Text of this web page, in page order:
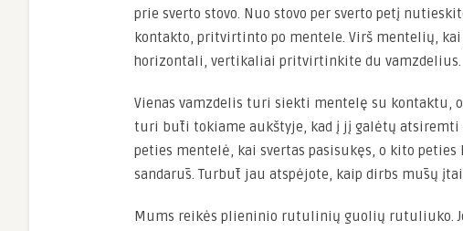
prie sverto stovo. Nuo stovo per sverto petį
kontakto, pritvirtinto po mentele. Virš mentelių, kai
horizontali, vertikaliai pritvirtinkite du vamzdelius.
Vienas vamzdelis turi siekti mentelę su kontaktu,
turi būti tokiame aukštyje, kad į jį galėtų atsiremti
peties mentelė, kai svertas pasisukęs, o kito peties
sandarūs. Turbūt jau atspėjote, kaip dirbs mūsų
Mums reikės plieninio rutulinių guolių rutuliuko.